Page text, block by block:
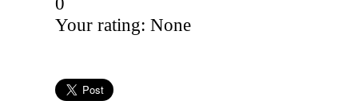
Your rating: None